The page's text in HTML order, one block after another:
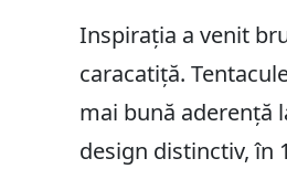
Inspirația a venit
caracatiță.
mai bună aderență
design distinctiv, în